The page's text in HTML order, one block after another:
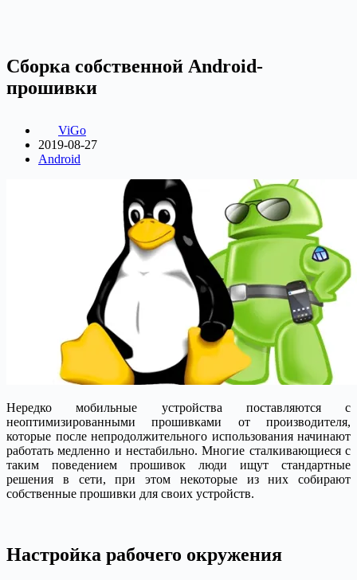
Сборка собственной Android-
прошивки
ViGo
2019-08-27
Android
Нередко мобильные устройства поставляются с
неоптимизированными прошивками от производителя,
которые после непродолжительного использования начинают
работать медленно и нестабильно. Многие сталкивающиеся с
таким поведением прошивок люди ищут стандартные
решения в сети, при этом некоторые из них собирают
собственные прошивки для своих устройств.
Настройка рабочего окружения